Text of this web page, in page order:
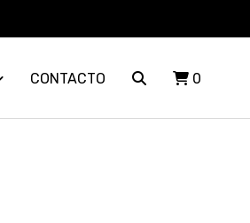
CONTACTO 0